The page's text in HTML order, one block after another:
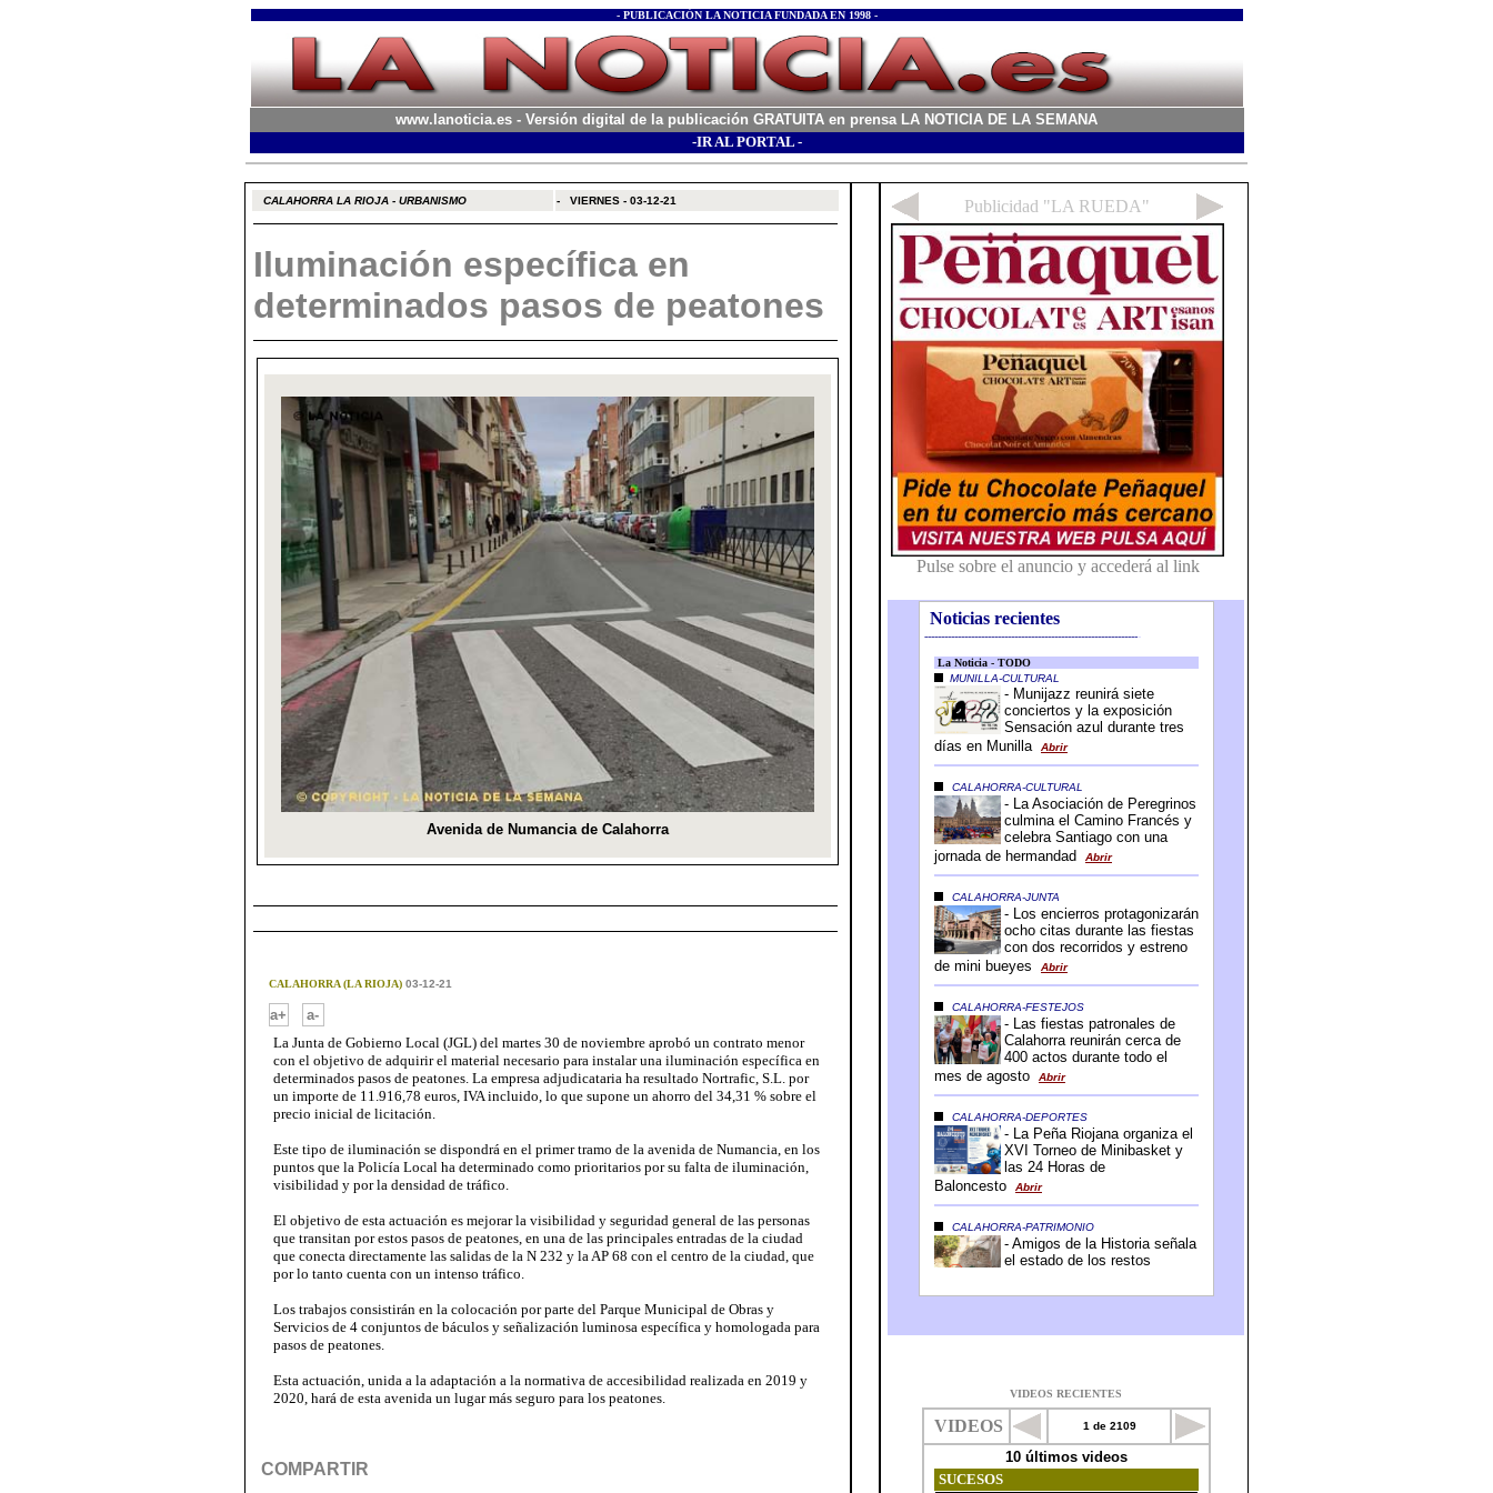
- PUBLICACIÓN LA NOTICIA FUNDADA EN 1998 -
www.lanoticia.es - Versión digital de la publicación GRATUITA en prensa LA NOTICIA DE LA SEMANA
-IR AL PORTAL -
CALAHORRA LA RIOJA - URBANISMO - VIERNES - 03-12-21
Iluminación específica en
determinados pasos de peatones
CALAHORRA (LA RIOJA)03-12-21
a+
a-
La Junta de Gobierno Local (JGL) del martes 30 de noviembre aprobó un contrato menor
con el objetivo de adquirir el material necesario para instalar una iluminación específica en
determinados pasos de peatones. La empresa adjudicataria ha resultado Nortrafic, S.L. por
un importe de 11.916,78 euros, IVA incluido, lo que supone un ahorro del 34,31 % sobre el
precio inicial de licitación.
Este tipo de iluminación se dispondrá en el primer tramo de la avenida de Numancia, en los
puntos que la Policía Local ha determinado como prioritarios por su falta de iluminación,
visibilidad y por la densidad de tráfico.
El objetivo de esta actuación es mejorar la visibilidad y seguridad general de las personas
que transitan por estos pasos de peatones, en una de las principales entradas de la ciudad
que conecta directamente las salidas de la N 232 y la AP 68 con el centro de la ciudad, que
por lo tanto cuenta con un intenso tráfico.
Los trabajos consistirán en la colocación por parte del Parque Municipal de Obras y
Servicios de 4 conjuntos de báculos y señalización luminosa específica y homologada para
pasos de peatones.
Esta actuación, unida a la adaptación a la normativa de accesibilidad realizada en 2019 y
2020, hará de esta avenida un lugar más seguro para los peatones.
COMPARTIR
Noticias recientes
-----------------------------------------------------------------
VIDEOS RECIENTES